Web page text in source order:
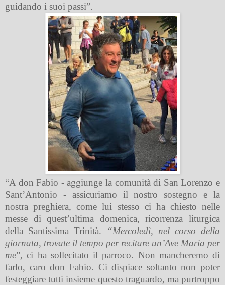
guidando i suoi passi”.
“A don Fabio - aggiunge la comunità di San Lorenzo e
Sant’Antonio - assicuriamo il nostro sostegno e la
nostra preghiera, come lui stesso ci ha chiesto nelle
messe di quest’ultima domenica, ricorrenza liturgica
della Santissima Trinità.
“Mercoledì, nel corso della
giornata, trovate il tempo per recitare un’Ave Maria per
me”, ci ha sollecitato il parroco. Non mancheremo di
farlo, caro don Fabio. Ci dispiace soltanto non poter
festeggiare tutti insieme questo traguardo, ma purtroppo